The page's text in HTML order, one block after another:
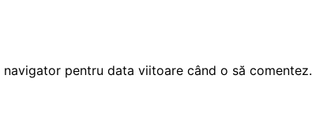
pentru data viitoare când o să comentez.